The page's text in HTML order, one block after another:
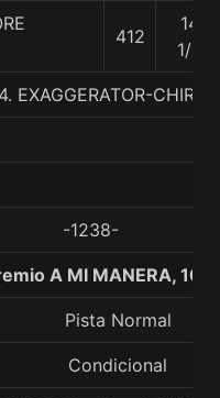
412
14
1/2
EXAGGERATOR-
-1238-
A MI MANERA,
Pista Normal
Condicional